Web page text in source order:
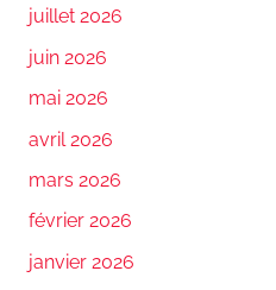
juillet 2026
juin 2026
mai 2026
avril 2026
mars 2026
février 2026
janvier 2026